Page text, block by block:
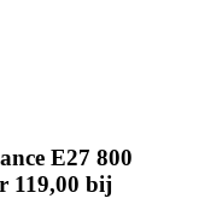
E27 800
119,00 bij